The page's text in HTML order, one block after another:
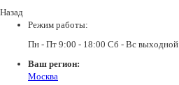
Назад
Режим работы:
Пн - Пт 9:00 - 18:00 Сб - Вс выходной
Ваш регион:
Москва